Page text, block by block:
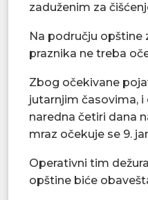
zaduženim za
Na području
praznika ne treba
Zbog očekivane
jutarnjim časovima,
naredna četiri dana
mraz očekuje se 9.
Operativni tim
opštine biće